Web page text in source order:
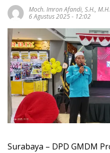
Moch. Imron Afandi, S.H., M.H.
6 Agustus 2025 - 12:02
Surabaya – DPD GMDM